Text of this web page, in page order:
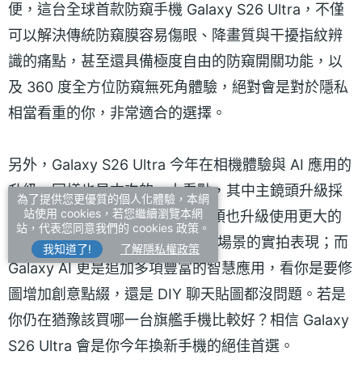
便，這台全球首款防窺手機 Galaxy S26 Ultra，不僅
可以解決傳統防窺膜容易傷眼、降畫質與干擾指紋辨
識的痛點，甚至還具備極度自由的防窺開關功能，以
及 360 度全方位防窺無死角體驗，絕對會是對於隱私
相當看重的你，非常適合的選擇。
另外，Galaxy S26 Ultra 今年在相機體驗與 AI 應用的
升級，同樣也是本次的一大看點，其中主鏡頭升級採
用更大的 F1.4 光圈，5x 長焦鏡頭也升級使用更大的
F2.9 光圈，徹底強化夜間或昏暗場景的實拍表現；而
Galaxy AI 更是追加多項豐富的智慧應用，看你是要修
圖增加創意點綴，還是 DIY 聊天貼圖都沒問題。若是
你仍在猶豫該買哪一台旗艦手機比較好？相信 Galaxy
S26 Ultra 會是你今年換新手機的絕佳首選。
為了提供您更優質的個人化體驗，本網
站使用 cookies，若您繼續瀏覽本網
站，代表您同意我們的 cookies 政策。
我知道了!
了解隱私權政策